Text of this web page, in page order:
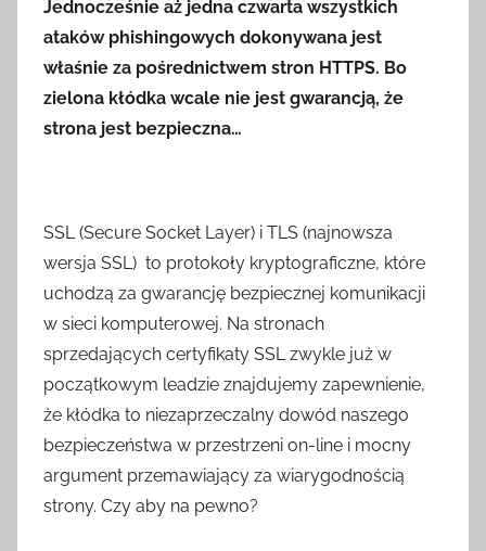
Jednocześnie aż jedna czwarta wszystkich
ataków phishingowych dokonywana jest
właśnie za pośrednictwem stron HTTPS. Bo
zielona kłódka wcale nie jest gwarancją, że
strona jest bezpieczna…
SSL (Secure Socket Layer) i TLS (najnowsza
wersja SSL) to protokoły kryptograficzne, które
uchodzą za gwarancję bezpiecznej komunikacji
w sieci komputerowej. Na stronach
sprzedających certyfikaty SSL zwykle już w
początkowym leadzie znajdujemy zapewnienie,
że kłódka to niezaprzeczalny dowód naszego
bezpieczeństwa w przestrzeni on-line i mocny
argument przemawiający za wiarygodnością
strony. Czy aby na pewno?